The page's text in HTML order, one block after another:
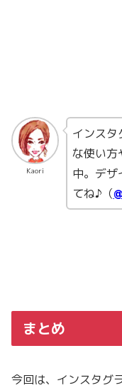
Kaori
インスタ
な使い方
中。デザ
てね♪（
まとめ
今回は、インスタグ